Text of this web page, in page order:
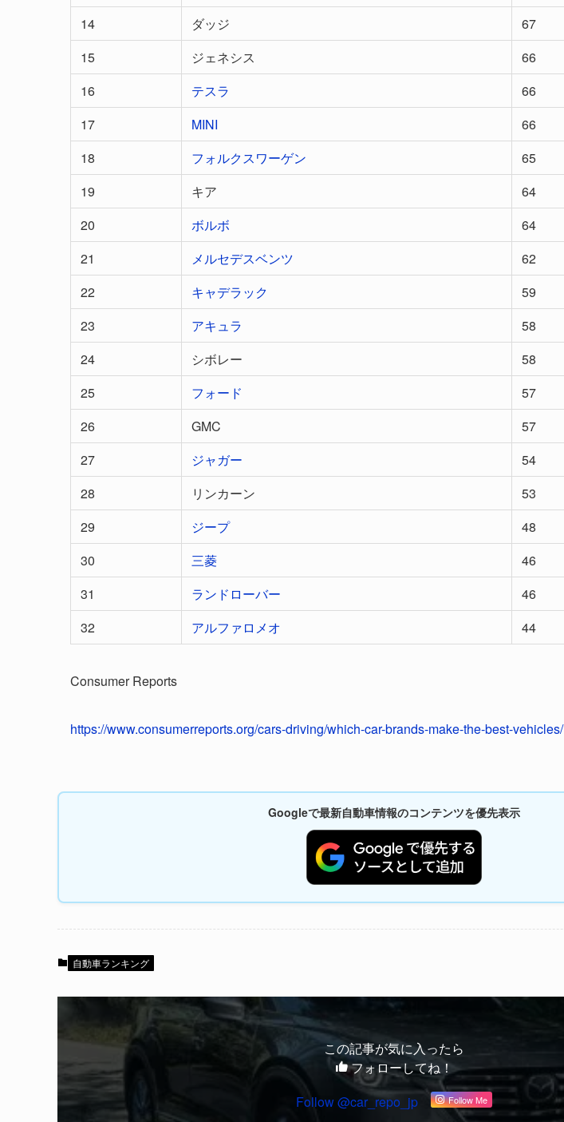
14
ダッジ
67
15
ジェネシス
66
16
テスラ
66
17
MINI
66
18
フォルクスワーゲン
65
19
キア
64
20
ボルボ
64
21
メルセデスベンツ
62
22
キャデラック
59
23
アキュラ
58
24
シボレー
58
25
フォード
57
26
GMC
57
27
ジャガー
54
28
リンカーン
53
29
ジープ
48
30
三菱
46
31
ランドローバー
46
32
アルファロメオ 44
Consumer Reports
https://www.consumerreports.org/cars-driving/which-car-brands-make-the-best-vehicles/
Googleで最新自動車情報のコンテンツを優先表示
自動車ランキング
この記事が気に入ったら
フォローしてね！
Follow @car_repo_jp
Follow Me